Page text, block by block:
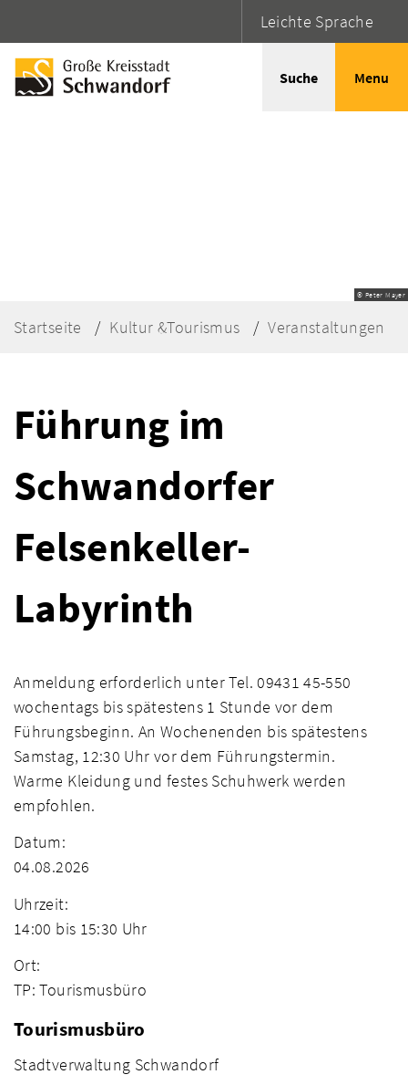
Leichte Sprache
Suche Menu
© Peter Mayer
Startseite Kultur &Tourismus Veranstaltungen
Führung im
Schwandorfer
Felsenkeller-
Labyrinth
Anmeldung erforderlich unter Tel. 09431 45-550
wochentags bis spätestens 1 Stunde vor dem
Führungsbeginn. An Wochenenden bis spätestens
Samstag, 12:30 Uhr vor dem Führungstermin.
Warme Kleidung und festes Schuhwerk werden
empfohlen.
Datum:
04.08.2026
Uhrzeit:
14:00 bis 15:30 Uhr
Ort:
TP: Tourismusbüro
Tourismusbüro
Stadtverwaltung Schwandorf